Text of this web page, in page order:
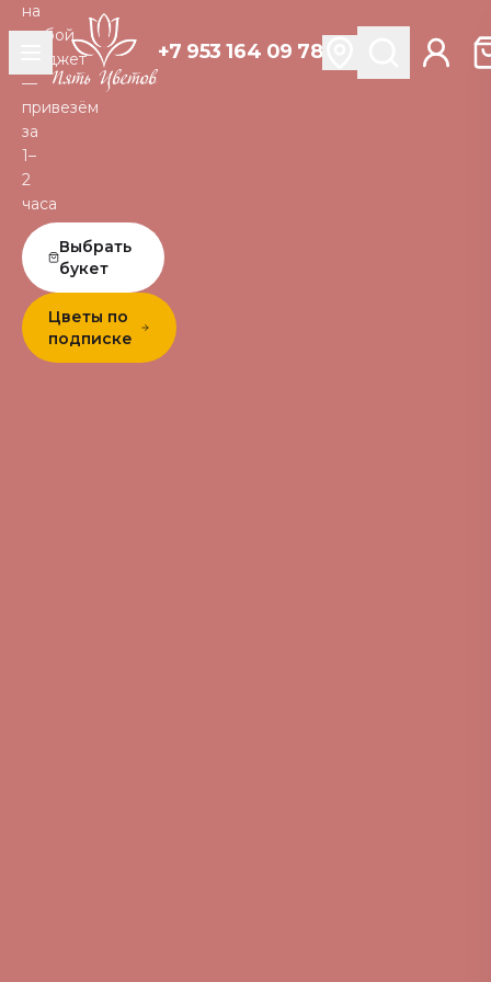
+7 953 164 09 78
на
любой
бюджет
—
привезём
за
1–
2
часа
Выбрать
букет
Цветы по
подписке